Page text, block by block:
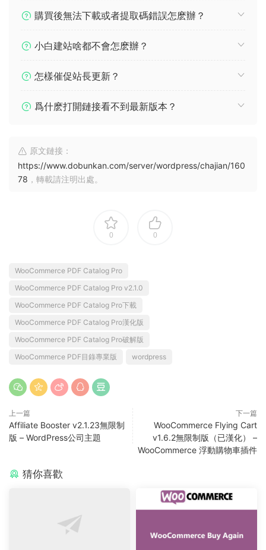
購買後無法下載或者提取碼錯誤怎麽辦？
小白建站啥都不會怎麽辦？
怎樣催促站長更新？
爲什麽打開鏈接看不到最新版本？
原文鏈接：
https://www.dobunkan.com/server/wordpress/chajian/160
78 ，轉載請注明出處。
0 0
WooCommerce PDF Catalog Pro
WooCommerce PDF Catalog Pro v2.1.0
WooCommerce PDF Catalog Pro下載
WooCommerce PDF Catalog Pro漢化版
WooCommerce PDF Catalog Pro破解版
WooCommerce PDF目錄專業版
wordpress
上一篇
Affiliate Booster v2.1.23無限制
版 – WordPress公司主題
下一篇
WooCommerce Flying Cart
v1.6.2無限制版（已漢化） –
WooCommerce 浮動購物車插件
猜你喜歡